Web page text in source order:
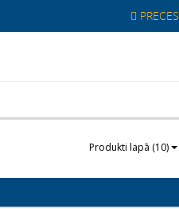
PRECES
Produkti lapā (10)